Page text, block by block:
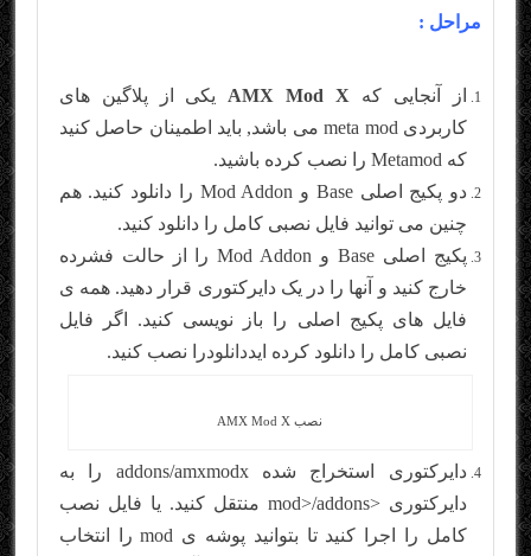
مراحل :
از آنجایی که AMX Mod Xیکی از پلاگین های
کاربردی meta mod می باشد, باید اطمینان حاصل کنید
که Metamod را نصب کرده باشید.
دو پکیج اصلی Base و Mod Addon را دانلود کنید. هم
چنین می توانید فایل نصبی کامل را دانلود کنید.
پکیج اصلی Base و Mod Addon را از حالت فشرده
خارج کنید و آنها را در یک دایرکتوری قرار دهید. همه ی
فایل های پکیج اصلی را باز نویسی کنید. اگر فایل
نصبی کامل را دانلود کرده ایددانلودرا نصب کنید.
نصب AMX Mod X
دایرکتوری استخراج شده addons/amxmodx را به
دایرکتوری <mod>/addons منتقل کنید. یا فایل نصب
کامل را اجرا کنید تا بتوانید پوشه ی mod را انتخاب